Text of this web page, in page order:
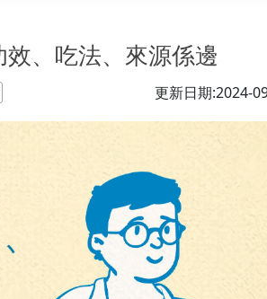
、吃法、來源係邊
更新日期:2024-